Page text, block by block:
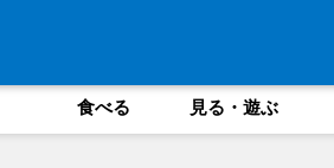
食べる 見る・遊ぶ